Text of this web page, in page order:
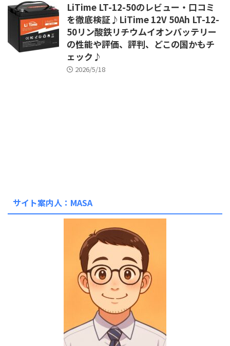
LiTime LT-12-50のレビュー・口コミ
を徹底検証♪LiTime 12V 50Ah LT-12-
50リン酸鉄リチウムイオンバッテリー
の性能や評価、評判、どこの国かもチ
ェック♪
2026/5/18
サイト案内人：MASA